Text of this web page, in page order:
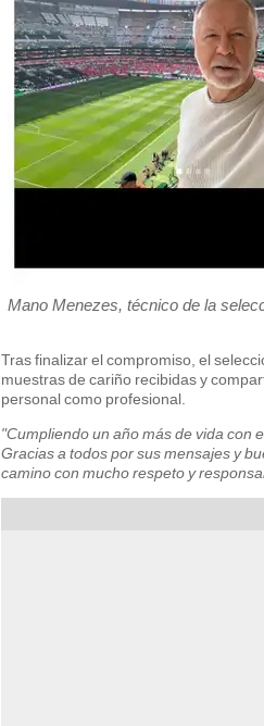
Mano Menezes, técnico de la
Tras finalizar el compromiso, el
muestras de cariño recibidas y
personal como profesional.
"Cumpliendo un año más de vida con
Gracias a todos por sus mensajes y
camino con mucho respeto y